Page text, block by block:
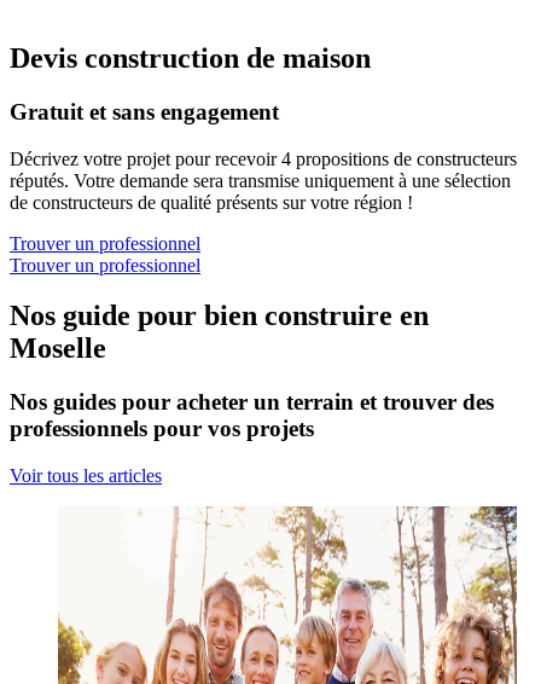
Devis construction de maison
Gratuit et sans engagement
Décrivez votre projet pour recevoir 4 propositions de constructeurs
réputés. Votre demande sera transmise uniquement à une sélection
de constructeurs de qualité présents sur votre région !
Trouver un professionnel
Trouver un professionnel
Nos guide pour bien construire en
Moselle
Nos guides pour acheter un terrain et trouver des
professionnels pour vos projets
Voir tous les articles